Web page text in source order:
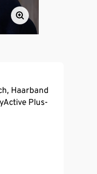
Haarband
Plus-